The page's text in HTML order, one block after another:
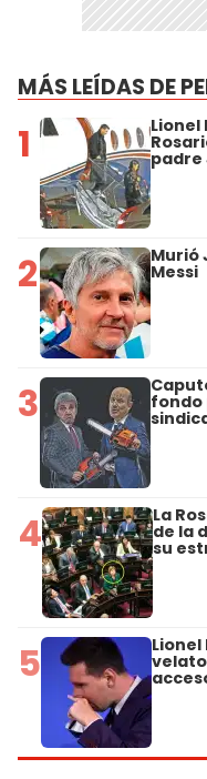
MÁS LEÍDAS DE
1 Lionel
padre
2 Murió
Messi
3 fondo
4 La
de la
su
5 Lionel